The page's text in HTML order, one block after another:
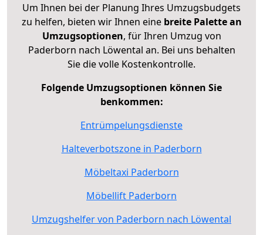
Um Ihnen bei der Planung Ihres Umzugsbudgets
zu helfen, bieten wir Ihnen eine breite Palette an
Umzugsoptionen, für Ihren Umzug von
Paderborn nach Löwental an. Bei uns behalten
Sie die volle Kostenkontrolle.
Folgende Umzugsoptionen können Sie
benkommen:
Entrümpelungsdienste
Halteverbotszone in Paderborn
Möbeltaxi Paderborn
Möbellift Paderborn
Umzugshelfer von Paderborn nach Löwental